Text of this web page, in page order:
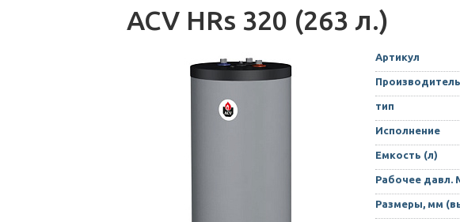
ACV HRs 320 (263 л.)
Артикул
Производитель
тип
Исполнение
Емкость (л)
Рабочее давл.
Размеры, мм